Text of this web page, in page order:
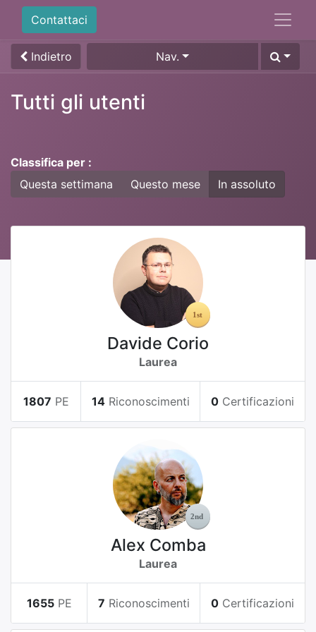
Contattaci
Indietro Nav.
Tutti gli utenti
Classifica per :
Questa settimana
Questo mese In assoluto
Davide Corio
Laurea
1807 PE 14 Riconoscimenti 0 Certificazioni
Alex Comba
Laurea
1655 PE 7 Riconoscimenti 0 Certificazioni